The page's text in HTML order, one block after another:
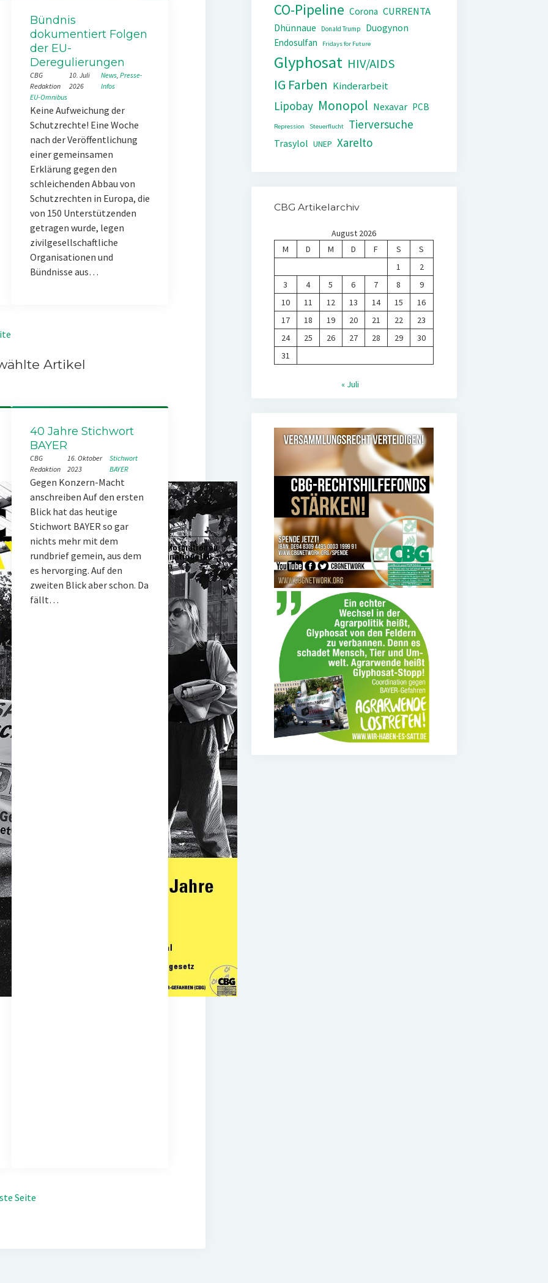
Bündnis
dokumentiert Folgen
der EU-
Deregulierungen
CBG
Redaktion
10. Juli
2026
News, Presse-
Infos
EU-Omnibus
Keine Aufweichung der
Schutzrechte! Eine Woche
nach der Veröffentlichung
einer gemeinsamen
Erklärung gegen den
schleichenden Abbau von
Schutzrechten in Europa, die
von 150 Unterstützenden
getragen wurde, legen
zivilgesellschaftliche
Organisationen und
Bündnisse aus…
Artikel
40 Jahre Stichwort
BAYER
CBG
Redaktion
16. Oktober
2023
Stichwort
BAYER
Gegen Konzern-Macht
anschreiben Auf den ersten
Blick hat das heutige
Stichwort BAYER so gar
nichts mehr mit dem
rundbrief gemein, aus dem
es hervorging. Auf den
zweiten Blick aber schon. Da
fällt…
Seite
CO-Pipeline Corona CURRENTA
Dhünnaue Donald Trump
Duogynon
Endosulfan
Fridays for Future
Glyphosat HIV/AIDS
IG Farben Kinderarbeit
Lipobay Monopol Nexavar PCB
Repression Steuerflucht Tierversuche
Trasylol UNEP Xarelto
CBG Artikelarchiv
August 2026
M
D M D F S
S
1
2
3
4 5 6 7 8
9
10
11 12 13 14 15
16
17
18 19 20 21 22
23
24
25 26 27 28 29
30
31
« Juli